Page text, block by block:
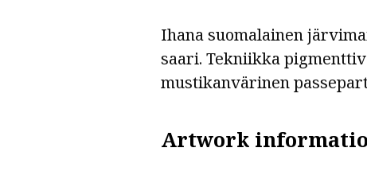
Ihana suomalainen
saari. Tekniikka
mustikanvärinen
Artwork